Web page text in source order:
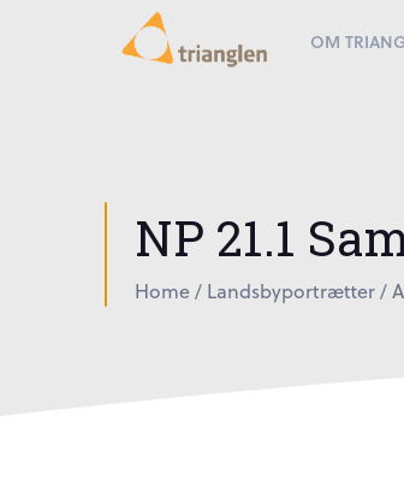
OM
NP 21.1
Home/ Landsbyportrætter/